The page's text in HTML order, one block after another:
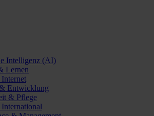
Intelligenz (AI)
Lernen
Entwicklung
& Pflege